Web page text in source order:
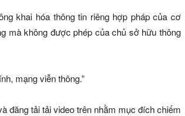
khai hóa thông tin riêng hợp pháp của cơ
mà không được phép của chủ sở hữu thông
mạng viễn thông.”
đăng tải tải video trên nhằm mục đích chiếm